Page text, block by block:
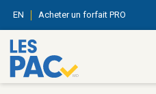
EN Acheter un forfait PRO